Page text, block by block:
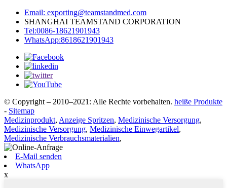
Email: exporting@teamstandmed.com
SHANGHAI TEAMSTAND CORPORATION
Tel:0086-18621901943
WhatsApp:8618621901943
© Copyright – 2010–2021: Alle Rechte vorbehalten. heiße Produkte
- Sitemap
Medizinprodukt, Anzeige Spritzen, Medizinische Versorgung,
Medizinische Versorgung, Medizinische Einwegartikel,
Medizinische Verbrauchsmaterialien,
E-Mail senden
WhatsApp
x